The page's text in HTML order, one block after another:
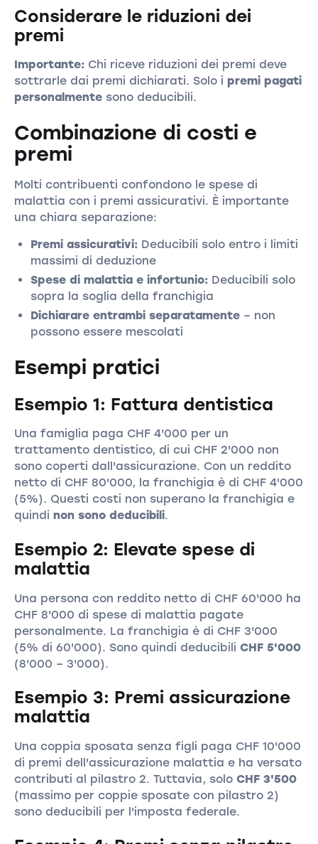
Considerare le riduzioni dei
premi
Importante:Chi riceve riduzioni dei premi deve
sottrarle dai premi dichiarati. Solo i premi pagati
personalmentesono deducibili.
Combinazione di costi e
premi
Molti contribuenti confondono le spese di
malattia con i premi assicurativi. È importante
una chiara separazione:
Premi assicurativi: Deducibili solo entro i limiti
massimi di deduzione
Spese di malattia e infortunio: Deducibili solo
sopra la soglia della franchigia
Dichiarare entrambi separatamente – non
possono essere mescolati
Esempi pratici
Esempio 1: Fattura dentistica
Una famiglia paga CHF 4'000 per un
trattamento dentistico, di cui CHF 2'000 non
sono coperti dall'assicurazione. Con un reddito
netto di CHF 80'000, la franchigia è di CHF 4'000
(5%). Questi costi non superano la franchigia e
quindi non sono deducibili.
Esempio 2: Elevate spese di
malattia
Una persona con reddito netto di CHF 60'000 ha
CHF 8'000 di spese di malattia pagate
personalmente. La franchigia è di CHF 3'000
(5% di 60'000). Sono quindi deducibili CHF 5'000
(8'000 – 3'000).
Esempio 3: Premi assicurazione
malattia
Una coppia sposata senza figli paga CHF 10'000
di premi dell'assicurazione malattia e ha versato
contributi al pilastro 2. Tuttavia, solo CHF 3'500
(massimo per coppie sposate con pilastro 2)
sono deducibili per l'imposta federale.